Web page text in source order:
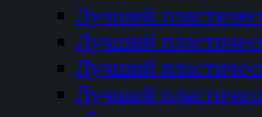
Лучший
Лучший
Лучший
Лучший